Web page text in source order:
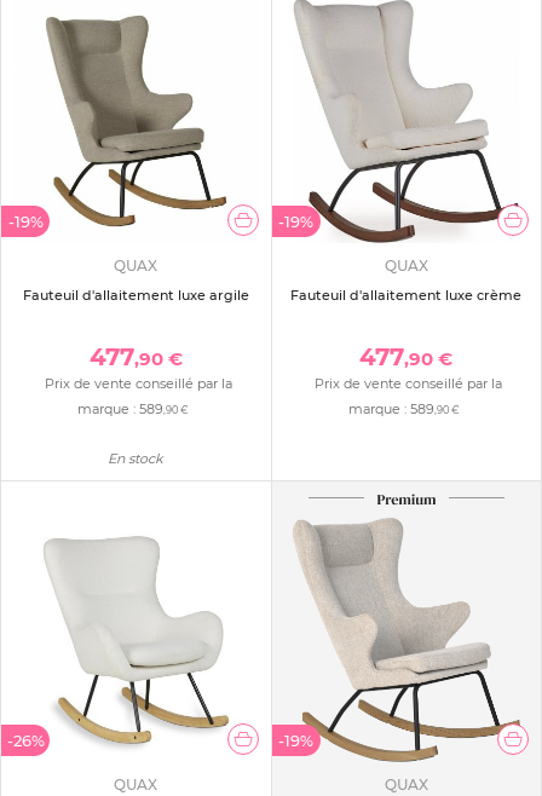
-19%
QUAX
Fauteuil d'allaitement luxe argile
477,90 €
Prix de vente conseillé par la
marque :589 ,90 €
En stock
-19%
QUAX
Fauteuil d'allaitement luxe crème
477,90 €
Prix de vente conseillé par la
marque : 589 ,90 €
-26%
QUAX
-19%
QUAX